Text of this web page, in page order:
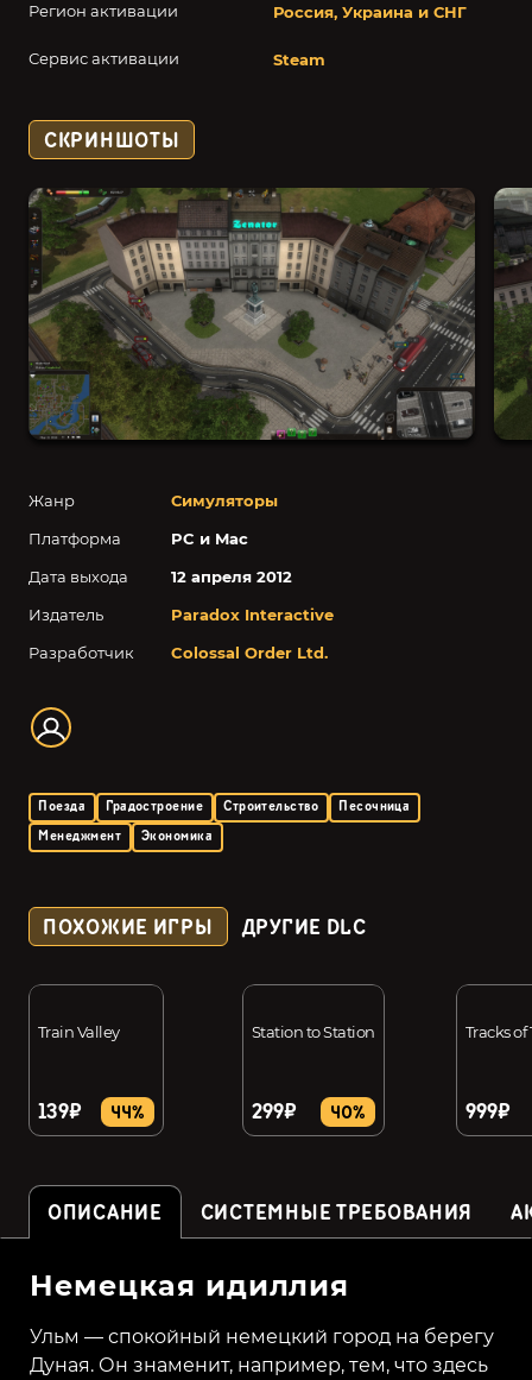
Регион активации Россия, Украина и СНГ
Сервис активации Steam
Жанр
Симуляторы
Платформа
PC и Mac
Дата выхода
12 апреля 2012
Издатель
Paradox Interactive
Разработчик
Colossal Order Ltd.
Поезда Градостроение Строительство
Песочница
Менеджмент
Экономика
СКРИНШОТЫ
ПОХОЖИЕ ИГРЫ ДРУГИЕ DLC
Train Valley
139₽ 44%
Station to Station
299₽ 40%
Tracks
999₽
ОПИСАНИЕ СИСТЕМНЫЕ ТРЕБОВАНИЯ
Немецкая идиллия
Ульм — спокойный немецкий город на берегу
Дуная. Он знаменит, например, тем, что здесь